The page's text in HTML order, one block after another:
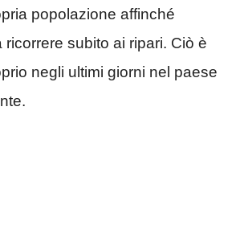
popolazione affinché
subito ai ripari. Ciò è
negli ultimi giorni nel paese